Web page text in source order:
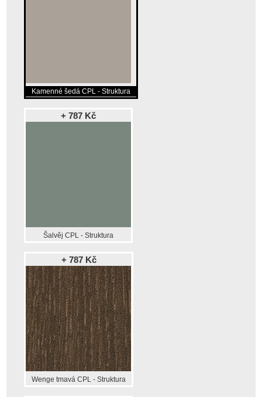
Kamenné šedá CPL - Struktura
+ 787 Kč
Šalvěj CPL - Struktura
+ 787 Kč
Wenge tmavá CPL - Struktura